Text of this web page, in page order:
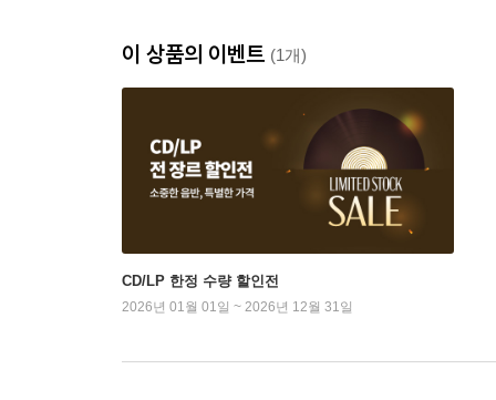
이 상품의 이벤트 (1개)
CD/LP 한정 수량 할인전
2026년 01월 01일 ~ 2026년 12월 31일